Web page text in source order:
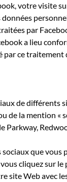
votre visite
par
a lieu
par ce traitement
de différents
de la mention
Parkway,
sociaux que
vous cliquez
Web avec